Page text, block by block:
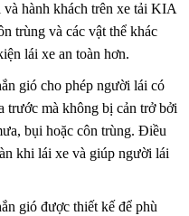
hành khách trên xe tải KIA
trùng và các vật thể khác
lái xe an toàn hơn.
gió cho phép người lái có
trước mà không bị cản trở bởi
bụi hoặc côn trùng. Điều
khi lái xe và giúp người lái
gió được thiết kế để phù